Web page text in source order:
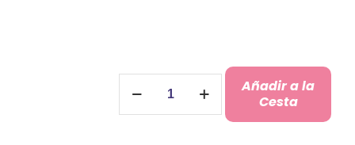
Personalizados
con
Añadir a la
Cesta